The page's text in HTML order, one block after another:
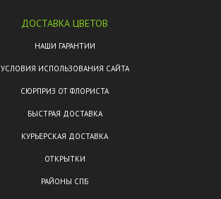
ДОСТАВКА ЦВЕТОВ
НАШИ ГАРАНТИИ
УСЛОВИЯ ИСПОЛЬЗОВАНИЯ САЙТА
СЮРПРИЗ ОТ ФЛОРИСТА
БЫСТРАЯ ДОСТАВКА
КУРЬЕРСКАЯ ДОСТАВКА
ОТКРЫТКИ
РАЙОНЫ СПБ